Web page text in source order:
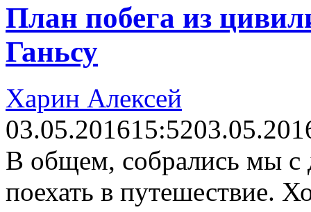
План побега из
Ганьсу
Харин Алексей
03.05.201615:52
В общем, собрались мы с
поехать в путешествие.